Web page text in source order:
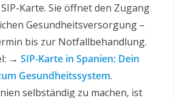
Karte. Sie öffnet den Zugang
Gesundheitsversorgung –
bis zur Notfallbehandlung.
→ SIP-Karte in Spanien: Dein
Gesundheitssystem.
selbständig zu machen, ist